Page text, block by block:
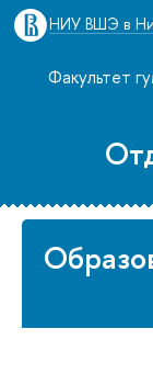
НИУ ВШЭ в
Факультет